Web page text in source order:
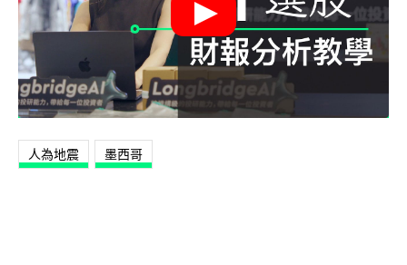
人為地震 墨西哥